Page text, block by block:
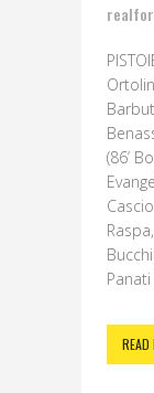
(86’
Panati
READ